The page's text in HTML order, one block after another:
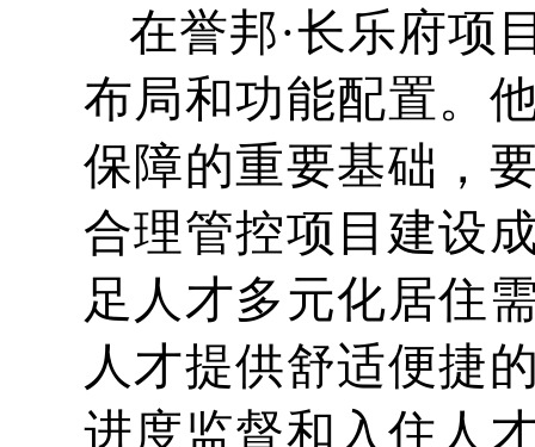
在誉邦·长乐府项
布局和功能配置。
保障的重要基础，
合理管控项目建设
足人才多元化居住
人才提供舒适便捷
进度监督和入住人